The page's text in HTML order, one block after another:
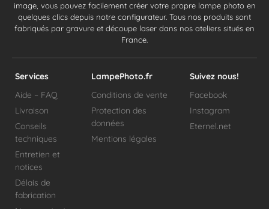
image, vous pouvez facilement créer votre propre lampe photo en
quelques clics depuis notre configurateur. Tous nos produits sont
fabriqués par gravure et découpe laser dans nos ateliers situés en
France.
Services
Aide – FAQ
Livraison
Conseils
techniques
Entretien et
notices
Délais de
fabrication
LampePhoto.fr
Conditions de vente
Protection des
données
Mentions légales
Suivez nous!
Facebook
Instagram
Eternel.net